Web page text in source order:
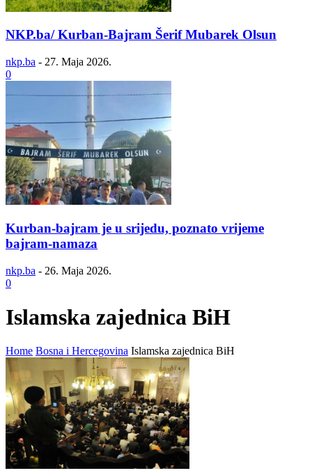
NKP.ba/ Kurban-Bajram Šerif Mubarek Olsun
nkp.ba - 27. Maja 2026.
0
Kurban-bajram je u srijedu, poznato vrijeme
bajram-namaza
nkp.ba - 26. Maja 2026.
0
Islamska zajednica BiH
Home Bosna i Hercegovina Islamska zajednica BiH